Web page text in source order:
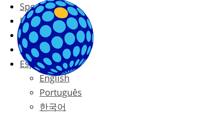
Special Offers
Prices
Blog
Contact
Español
English
Português
한국어